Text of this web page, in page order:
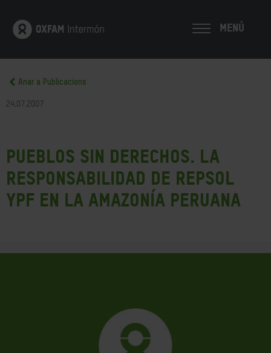
MENÚ
Anar a Publicacions
24.07.2007
Pueblos sin derechos. La
responsabilidad de Repsol
YPF en la Amazonía peruana